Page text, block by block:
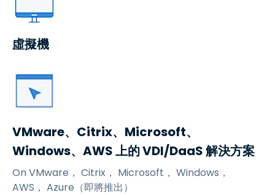
虛擬機
VMware、Citrix、Microsoft、
Windows、AWS 上的 VDI/DaaS 解決方案
OnVMware ， Citrix， Microsoft， Windows，
AWS， Azure（即將推出）